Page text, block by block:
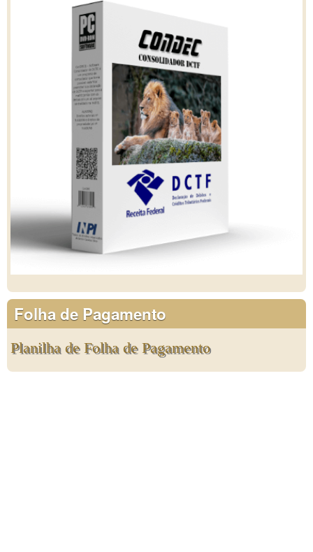
Folha de Pagamento
Planilha de Folha de Pagamento